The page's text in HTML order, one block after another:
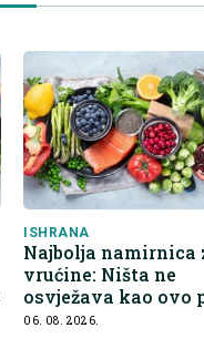
ISHRANA
Najbolja namirnica
vrućine: Ništa ne
osvježava kao ovo
06. 08. 2026.